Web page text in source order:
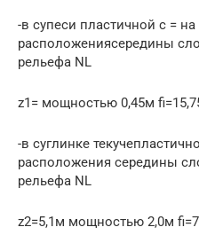
-в супеси пластичной с = на
расположениясередины
рельефа NL
z1= мощностью 0,45м
-в суглинке
расположения середины
рельефа NL
z2=5,1м мощностью 2,0м